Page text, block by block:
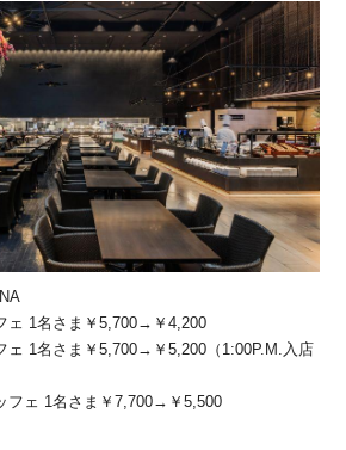
ェ 1名さま￥5,700→￥4,200
ェ 1名さま￥5,700→￥5,200（1:00P.M.入店
フェ 1名さま￥7,700→￥5,500